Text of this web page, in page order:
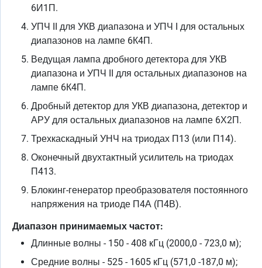
6И1П.
УПЧ II для УКВ диапазона и УПЧ I для остальных
диапазонов на лампе 6К4П.
Ведущая лампа дробного детектора для УКВ
диапазона и УПЧ II для остальных диапазонов на
лампе 6К4П.
Дробный детектор для УКВ диапазона, детектор и
АРУ для остальных диапазонов на лампе 6Х2П.
Трехкаскадный УНЧ на триодах П13 (или П14).
Оконечный двухтактный усилитель на триодах
П413.
Блокинг-генератор преобразователя постоянного
напряжения на триоде П4А (П4В).
Диапазон принимаемых частот:
Длинные волны - 150 - 408 кГц (2000,0 - 723,0 м);
Средние волны - 525 - 1605 кГц (571,0 -187,0 м);